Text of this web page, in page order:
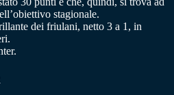
stagionale.
dei friulani, netto 3 a 1, in